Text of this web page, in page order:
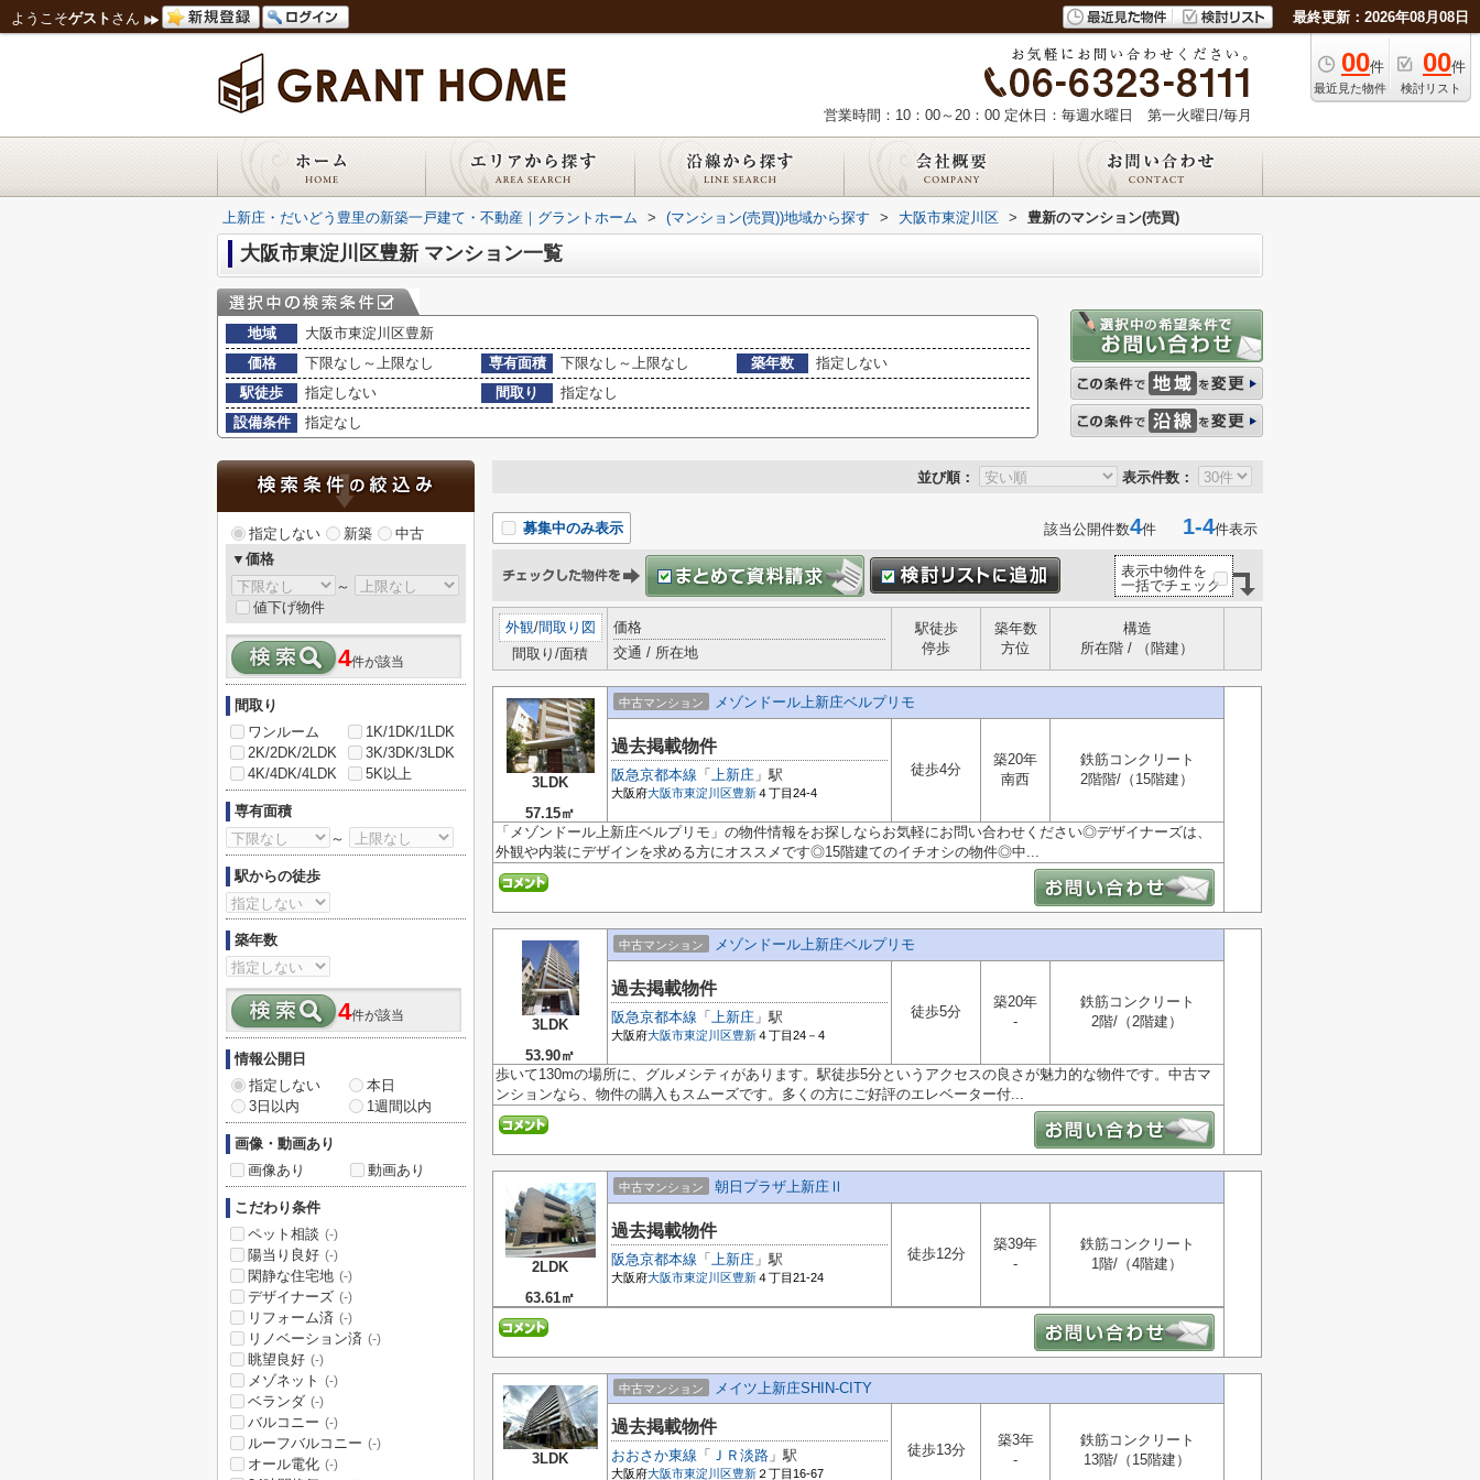
ようこそゲスト さん 最終更新：2026年08月08日
00件
最近見た物件
00件
検討リスト
営業時間：10：00～20：00 定休日：毎週水曜日 第一火曜日/毎月
上新庄・だいどう豊里の新築一戸建て・不動産｜グラントホーム > (マンション(売買))地域から探す > 大阪市東淀川区 > 豊新のマンション(売買)
大阪市東淀川区豊新 マンション一覧
地域
大阪市東淀川区豊新
価格
下限なし～上限なし 専有面積 下限なし～上限なし 築年数
指定しない
駅徒歩
指定しない 間取り
指定なし
設備条件
指定なし
並び順： 表示件数：
募集中のみ表示 該当公開件数4件 1-4件表示
表示中物件を
一括でチェック
外観/間取り図
間取り/面積
価格
交通 / 所在地
駅徒歩
停歩
築年数
方位
構造
所在階 / （階建）
3LDK
57.15㎡
中古マンション メゾンドール上新庄ベルプリモ
過去掲載物件
阪急京都本線 「 上新庄 」駅
大阪府大阪市東淀川区 豊新４丁目24-4
徒歩4分
築20年
南西
鉄筋コンクリート
2階階/（15階建）
「メゾンドール上新庄ベルプリモ」の物件情報をお探しならお気軽にお問い合わせください◎デザイナーズは、
外観や内装にデザインを求める方にオススメです◎15階建てのイチオシの物件◎中...
3LDK
53.90㎡
中古マンション メゾンドール上新庄ベルプリモ
過去掲載物件
阪急京都本線 「 上新庄 」駅
大阪府大阪市東淀川区 豊新４丁目24－4
徒歩5分
築20年
-
鉄筋コンクリート
2階/（2階建）
歩いて130mの場所に、グルメシティがあります。駅徒歩5分というアクセスの良さが魅力的な物件です。中古マ
ンションなら、物件の購入もスムーズです。多くの方にご好評のエレベーター付...
2LDK
63.61㎡
中古マンション 朝日プラザ上新庄Ⅱ
過去掲載物件
阪急京都本線 「 上新庄 」駅
大阪府大阪市東淀川区 豊新４丁目21‐24
徒歩12分
築39年
-
鉄筋コンクリート
1階/（4階建）
3LDK
中古マンション メイツ上新庄SHIN-CITY
過去掲載物件
おおさか東線 「 ＪＲ淡路 」駅
大阪府大阪市東淀川区 豊新 ２丁目16-67
徒歩13分
築3年
-
鉄筋コンクリート
13階/（15階建）
指定しない 新築
中古
▼価格
～
値下げ物件
4件が該当
間取り
ワンルーム
1K/1DK/1LDK
2K/2DK/2LDK
3K/3DK/3LDK
4K/4DK/4LDK
5K以上
専有面積
～
駅からの徒歩
築年数
4件が該当
情報公開日
指定しない
本日
3日以内
1週間以内
画像・動画あり
画像あり
動画あり
こだわり条件
ペット相談 (-)
陽当り良好 (-)
閑静な住宅地 (-)
デザイナーズ (-)
リフォーム済 (-)
リノベーション済 (-)
眺望良好 (-)
メゾネット (-)
ベランダ (-)
バルコニー (-)
ルーフバルコニー (-)
オール電化 (-)